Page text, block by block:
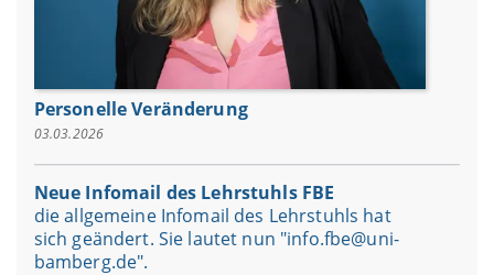
Personelle Veränderung
03.03.2026
Neue Infomail des Lehrstuhls FBE
die allgemeine Infomail des Lehrstuhls hat
sich geändert. Sie lautet nun "info.fbe@uni-
bamberg.de".